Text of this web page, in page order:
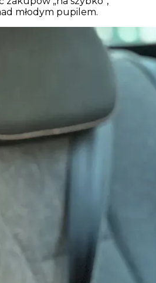
młodym pupilem.